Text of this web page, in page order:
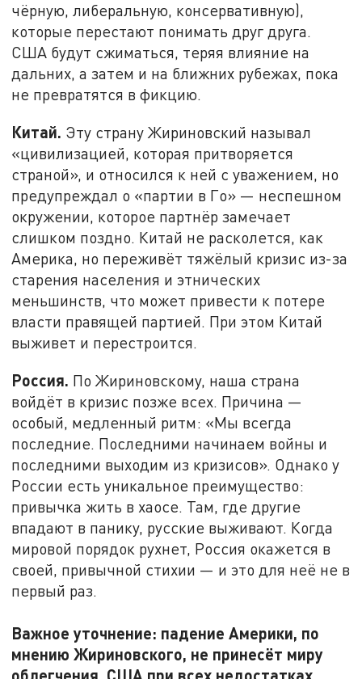
чёрную, либеральную, консервативную),
которые перестают понимать друг друга.
США будут сжиматься, теряя влияние на
дальних, а затем и на ближних рубежах, пока
не превратятся в фикцию.
Китай. Эту страну Жириновский называл
«цивилизацией, которая притворяется
страной», и относился к ней с уважением, но
предупреждал о «партии в Го» — неспешном
окружении, которое партнёр замечает
слишком поздно. Китай не расколется, как
Америка, но переживёт тяжёлый кризис из-за
старения населения и этнических
меньшинств, что может привести к потере
власти правящей партией. При этом Китай
выживет и перестроится.
Россия. По Жириновскому, наша страна
войдёт в кризис позже всех. Причина —
особый, медленный ритм: «Мы всегда
последние. Последними начинаем войны и
последними выходим из кризисов». Однако у
России есть уникальное преимущество:
привычка жить в хаосе. Там, где другие
впадают в панику, русские выживают. Когда
мировой порядок рухнет, Россия окажется в
своей, привычной стихии — и это для неё не в
первый раз.
Важное уточнение: падение Америки, по
мнению Жириновского, не принесёт миру
облегчения. США при всех недостатках